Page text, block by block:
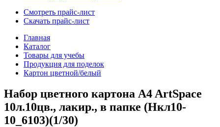
Смотреть прайс-лист
Скачать прайс-лист
Главная
Каталог
Товары для учебы
Продукция для поделок
Картон цветной/белый
Набор цветного картона A4 ArtSpace
10л.10цв., лакир., в папке (Нкл10-
10_6103)(1/30)